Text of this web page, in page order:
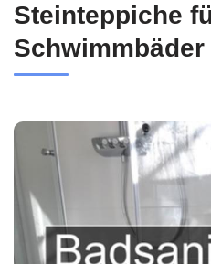
Steinteppiche
Schwimmbäder